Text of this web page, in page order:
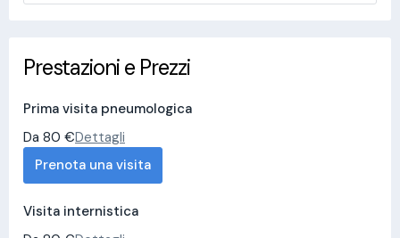
Prestazioni e Prezzi
Prima visita pneumologica
Da 80 €Dettagli
Prenota una visita
Visita internistica